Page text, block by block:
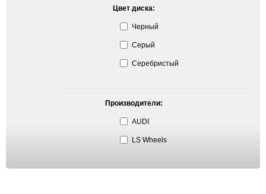
Цвет диска:
Черный
Серый
Серебристый
Производители:
AUDI
LS Wheels